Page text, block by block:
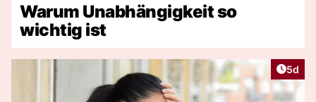
Warum Unabhängigkeit so
wichtig ist
5d